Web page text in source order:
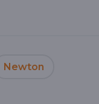
Newton